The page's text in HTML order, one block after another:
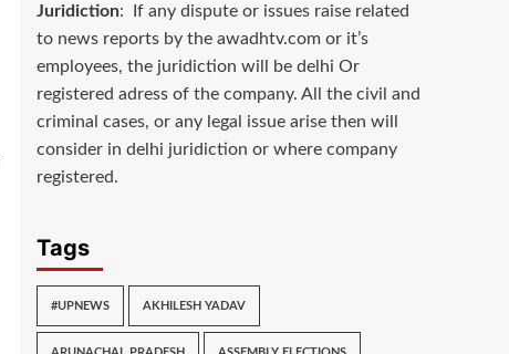
Juridiction: If any dispute or issues raise related
to news reports by the awadhtv.com or it’s
employees, the juridiction will be delhi Or
registered adress of the company. All the civil and
criminal cases, or any legal issue arise then will
consider in delhi juridiction or where company
registered.
Tags
#UPNEWS AKHILESH YADAV